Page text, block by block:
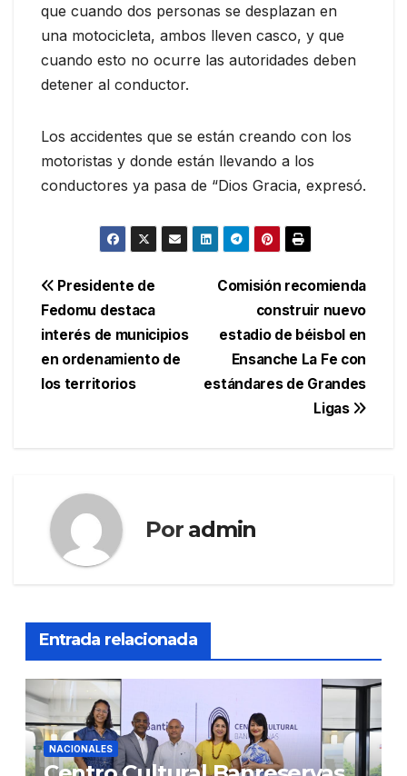
que cuando dos personas se desplazan en
una motocicleta, ambos lleven casco, y que
cuando esto no ocurre las autoridades deben
detener al conductor.
Los accidentes que se están creando con los
motoristas y donde están llevando a los
conductores ya pasa de “Dios Gracia, expresó.
Navegación
de
entradas
Comisión recomienda
construir nuevo
estadio de béisbol en
Ensanche La Fe con
estándares de Grandes
Ligas
Presidente de
Fedomu destaca
interés de municipios
en ordenamiento de
los territorios
Por admin
Entrada relacionada
NACIONALES